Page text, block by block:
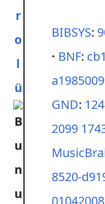
r
o
l
ü
BIBSYS:
BNF:
GND:
2099
8520-
01042008